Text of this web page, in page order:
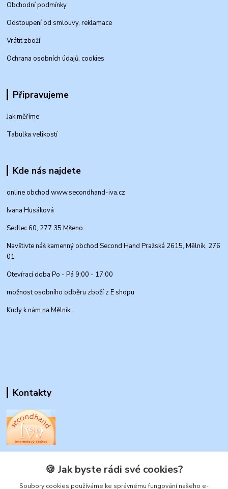
Obchodní podmínky
Odstoupení od smlouvy, reklamace
Vrátit zboží
Ochrana osobních údajů, cookies
Připravujeme
Jak měříme
Tabulka velikostí
Kde nás najdete
online obchod www.secondhand-iva.cz
Ivana Husáková
Sedlec 60, 277 35 Mšeno
Navštivte náš kamenný obchod Second Hand Pražská 2615, Mělník, 276
01
Otevírací doba Po - Pá 9:00 - 17:00
možnost osobního odběru zboží z E shopu
Kudy k nám na Mělník
Kontakty
🍪 Jak byste rádi své cookies?
Soubory cookies používáme ke správnému fungování našeho e-